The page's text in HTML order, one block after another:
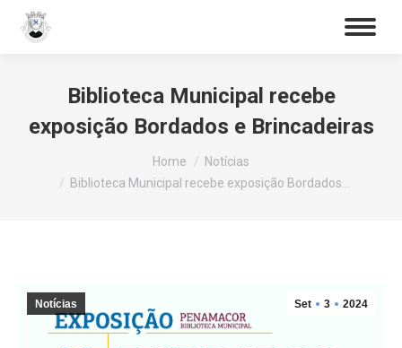
Biblioteca Municipal recebe
exposição Bordados e Brincadeiras
Home
Notícias
Biblioteca Municipal recebe exposição Bordados…
Set 3 2024
Notícias